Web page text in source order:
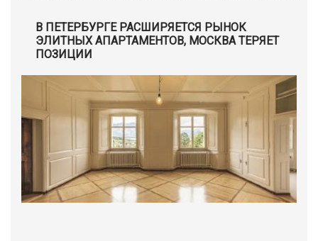
В ПЕТЕРБУРГЕ РАСШИРЯЕТСЯ РЫНОК
ЭЛИТНЫХ АПАРТАМЕНТОВ, МОСКВА ТЕРЯЕТ
ПОЗИЦИИ